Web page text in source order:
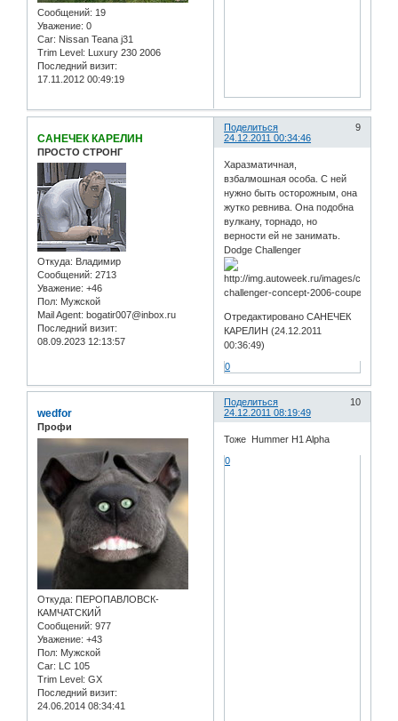
Сообщений: 19
Уважение: 0
Car: Nissan Teana j31
Trim Level: Luxury 230 2006
Последний визит:
17.11.2012 00:49:19
Поделиться
9
24.12.2011 00:34:46
САНЕЧЕК КАРЕЛИН
ПРОСТО СТРОНГ
Откуда: Владимир
Сообщений: 2713
Уважение: +46
Пол: Мужской
Mail Agent: bogatir007@inbox.ru
Последний визит:
08.09.2023 12:13:57
Харазматичная,
взбалмошная особа. С ней
нужно быть осторожным, она
жутко ревнива. Она подобна
вулкану, торнадо, но
верности ей не занимать.
Dodge Challenger
Отредактировано САНЕЧЕК
КАРЕЛИН (24.12.2011
00:36:49)
0
Поделиться
10
24.12.2011 08:19:49
wedfor
Профи
Откуда: ПЕРОПАВЛОВСК-
КАМЧАТСКИЙ
Сообщений: 977
Уважение: +43
Пол: Мужской
Car: LC 105
Trim Level: GX
Последний визит:
24.06.2014 08:34:41
Тоже Hummer H1 Alpha
0